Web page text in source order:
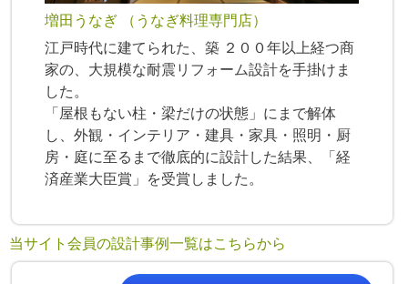
増田うなぎ （うなぎ料理専門店）
江戸時代に建てられた、築 ２００年以上経つ商
家の、大規模な耐震リフォーム設計を手掛けま
した。
「屋根もない柱・梁だけの状態」にまで解体
し、外観・インテリア・建具・家具・照明・厨
房・庭に至るまで徹底的に設計した結果、「経
済産業大臣賞」を受賞しました。
当サイト会員の設計事例一覧はこちらから